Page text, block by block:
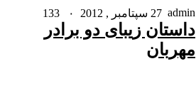
admin 27 سپتامبر , 2012 ۰
داستان زیبای دو برادر
مهربان